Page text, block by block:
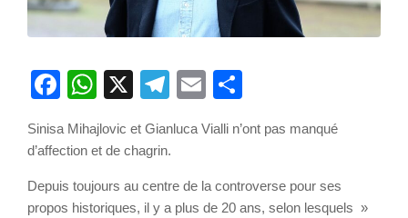
Facebook
WhatsApp
X Telegram
Email
Sinisa Mihajlovic et Gianluca Vialli n’ont pas manqué
d’affection et de chagrin.
Depuis toujours au centre de la controverse pour ses
propos historiques, il y a plus de 20 ans, selon lesquels »